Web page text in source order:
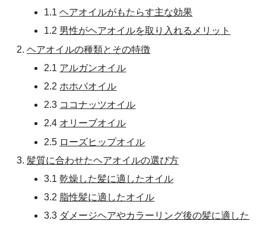
1.1ヘアオイルがもたらす主な効果
1.2 男性がヘアオイルを取り入れるメリット
ヘアオイルの種類とその特徴
2.1 アルガンオイル
2.2 ホホバオイル
2.3 ココナッツオイル
2.4 オリーブオイル
2.5 ローズヒップオイル
髪質に合わせたヘアオイルの選び方
3.1乾燥した髪に適したオイル
3.2 脂性髪に適したオイル
3.3 ダメージヘアやカラーリング後の髪に適した